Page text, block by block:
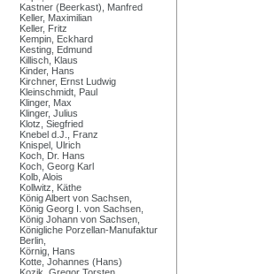
Kastner (Beerkast), Manfred
Keller, Maximilian
Keller, Fritz
Kempin, Eckhard
Kesting, Edmund
Killisch, Klaus
Kinder, Hans
Kirchner, Ernst Ludwig
Kleinschmidt, Paul
Klinger, Max
Klinger, Julius
Klotz, Siegfried
Knebel d.J., Franz
Knispel, Ulrich
Koch, Dr. Hans
Koch, Georg Karl
Kolb, Alois
Kollwitz, Käthe
König Albert von Sachsen,
König Georg I. von Sachsen,
König Johann von Sachsen,
Königliche Porzellan-Manufaktur
Berlin,
Körnig, Hans
Kotte, Johannes (Hans)